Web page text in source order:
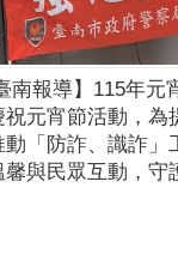
南報導】115年
元宵節活動，
「防詐、識詐
與民眾互動，守